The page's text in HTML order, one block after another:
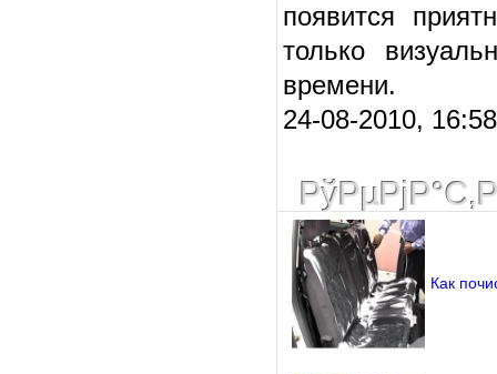
появится
только
времени.
24-08-2010,
Как